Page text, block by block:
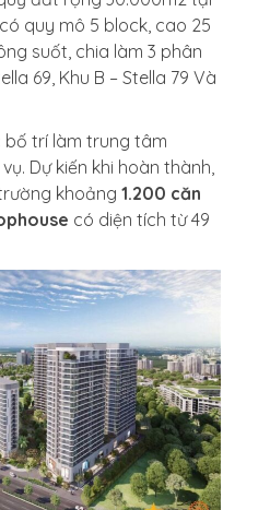
quy mô 5 block, cao 25
suốt, chia làm 3 phân
69, Khu B – Stella 79 Và
bố trí làm trung tâm
Dự kiến khi hoàn thành,
khoảng 1.200 căn
có diện tích từ 49